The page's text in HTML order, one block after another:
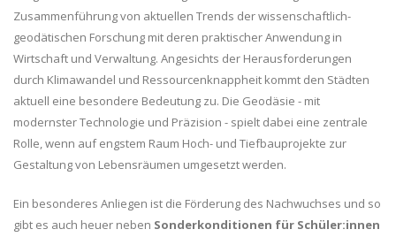
Zusammenführung von aktuellen Trends der wissenschaftlich-
geodätischen Forschung mit deren praktischer Anwendung in
Wirtschaft und Verwaltung. Angesichts der Herausforderungen
durch Klimawandel und Ressourcenknappheit kommt den Städten
aktuell eine besondere Bedeutung zu. Die Geodäsie - mit
modernster Technologie und Präzision - spielt dabei eine zentrale
Rolle, wenn auf engstem Raum Hoch- und Tiefbauprojekte zur
Gestaltung von Lebensräumen umgesetzt werden.
Ein besonderes Anliegen ist die Förderung des Nachwuchses und so
gibt es auch heuer neben Sonderkonditionen für Schüler:innen